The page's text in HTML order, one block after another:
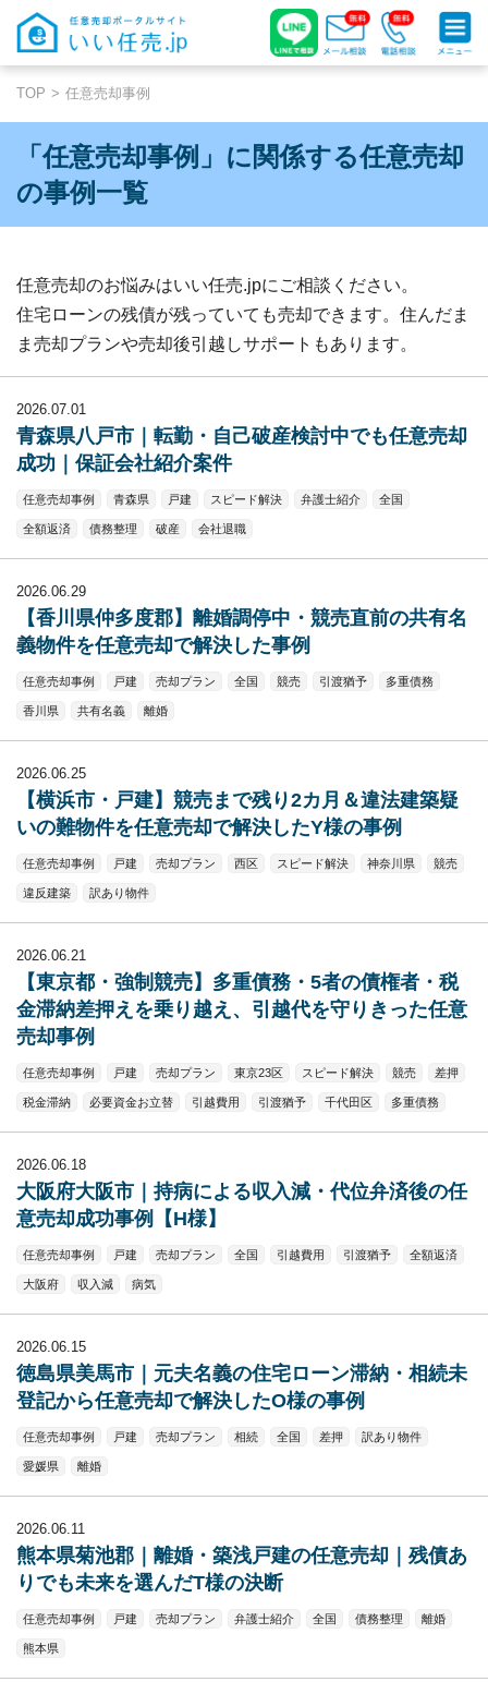
TOP 任意売却事例
「任意売却事例」に関係する任意売却
の事例一覧
任意売却のお悩みはいい任売.jpにご相談ください。
住宅ローンの残債が残っていても売却できます。住んだま
ま売却プランや売却後引越しサポートもあります。
2026.07.01
青森県八戸市｜転勤・自己破産検討中でも任意売却
成功｜保証会社紹介案件
任意売却事例 青森県 戸建 スピード解決 弁護士紹介 全国
全額返済 債務整理 破産 会社退職
2026.06.29
【香川県仲多度郡】離婚調停中・競売直前の共有名
義物件を任意売却で解決した事例
任意売却事例 戸建 売却プラン 全国 競売 引渡猶予 多重債務
香川県 共有名義 離婚
2026.06.25
【横浜市・戸建】競売まで残り2カ月＆違法建築疑
いの難物件を任意売却で解決したY様の事例
任意売却事例 戸建 売却プラン 西区 スピード解決 神奈川県 競売
違反建築 訳あり物件
2026.06.21
【東京都・強制競売】多重債務・5者の債権者・税
金滞納差押えを乗り越え、引越代を守りきった任意
売却事例
任意売却事例 戸建 売却プラン 東京23区 スピード解決 競売 差押
税金滞納 必要資金お立替 引越費用 引渡猶予 千代田区 多重債務
2026.06.18
大阪府大阪市｜持病による収入減・代位弁済後の任
意売却成功事例【H様】
任意売却事例 戸建 売却プラン 全国 引越費用 引渡猶予 全額返済
大阪府 収入減 病気
2026.06.15
徳島県美馬市｜元夫名義の住宅ローン滞納・相続未
登記から任意売却で解決したO様の事例
任意売却事例 戸建 売却プラン 相続 全国 差押 訳あり物件
愛媛県 離婚
2026.06.11
熊本県菊池郡｜離婚・築浅戸建の任意売却｜残債あ
りでも未来を選んだT様の決断
任意売却事例 戸建 売却プラン 弁護士紹介 全国 債務整理 離婚
熊本県